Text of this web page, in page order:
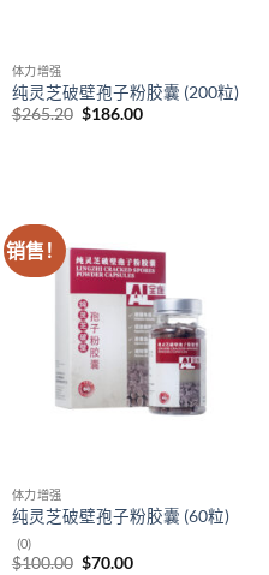
体力增强
纯灵芝破壁孢子粉胶囊 (200粒)
$265.20 原
$186.00当
销售！
体力增强
纯灵芝破壁孢子粉胶囊 (60粒)
(0)
$100.00 原
$70.00当